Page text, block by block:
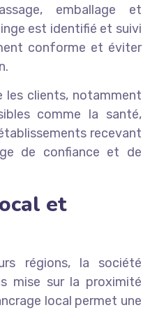
emballage et
est identifié et suivi
conforme et éviter
les clients, notamment
comme la santé,
recevant
de confiance et de
et
régions, la société
mise sur la proximité
local permet une